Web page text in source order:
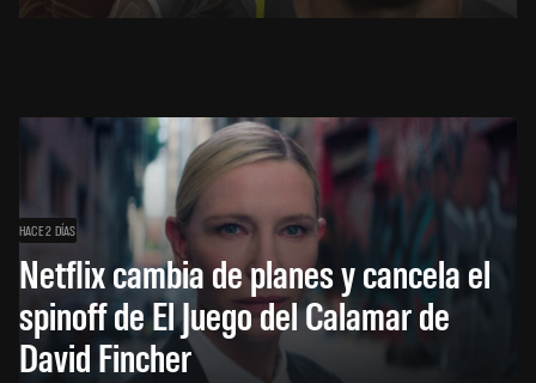
HACE 2 DÍAS
Netflix cambia de planes y cancela el
spinoff de El Juego del Calamar de
David Fincher